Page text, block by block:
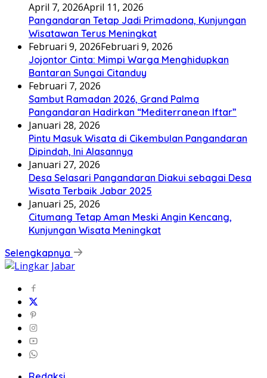
April 7, 2026April 11, 2026
Pangandaran Tetap Jadi Primadona, Kunjungan
Wisatawan Terus Meningkat
Februari 9, 2026Februari 9, 2026
Jojontor Cinta: Mimpi Warga Menghidupkan
Bantaran Sungai Citanduy
Februari 7, 2026
Sambut Ramadan 2026, Grand Palma
Pangandaran Hadirkan “Mediterranean Iftar”
Januari 28, 2026
Pintu Masuk Wisata di Cikembulan Pangandaran
Dipindah, Ini Alasannya
Januari 27, 2026
Desa Selasari Pangandaran Diakui sebagai Desa
Wisata Terbaik Jabar 2025
Januari 25, 2026
Citumang Tetap Aman Meski Angin Kencang,
Kunjungan Wisata Meningkat
Selengkapnya